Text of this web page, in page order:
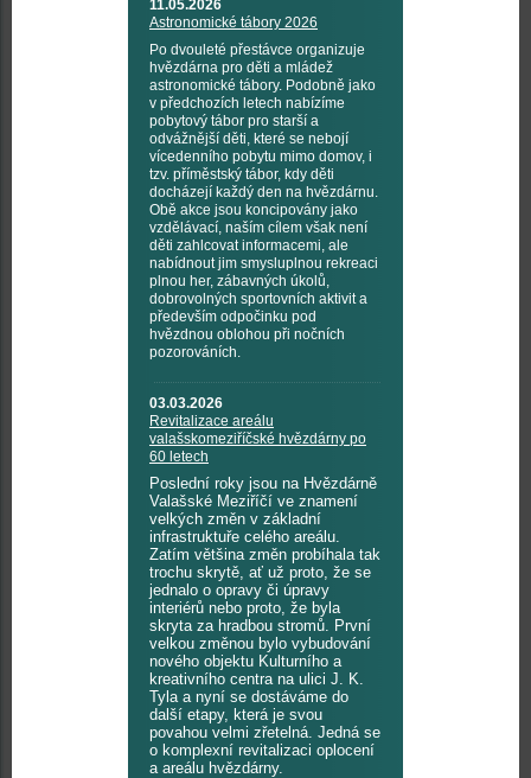
11.05.2026
Astronomické tábory 2026
Po dvouleté přestávce organizuje
hvězdárna pro děti a mládež
astronomické tábory. Podobně jako
v předchozích letech nabízíme
pobytový tábor pro starší a
odvážnější děti, které se nebojí
vícedenního pobytu mimo domov, i
tzv. příměstský tábor, kdy děti
docházejí každý den na hvězdárnu.
Obě akce jsou koncipovány jako
vzdělávací, naším cílem však není
děti zahlcovat informacemi, ale
nabídnout jim smysluplnou rekreaci
plnou her, zábavných úkolů,
dobrovolných sportovních aktivit a
především odpočinku pod
hvězdnou oblohou při nočních
pozorováních.
03.03.2026
Revitalizace areálu
valašskomeziříčské hvězdárny po
60 letech
Poslední roky jsou na Hvězdárně
Valašské Meziříčí ve znamení
velkých změn v základní
infrastruktuře celého areálu.
Zatím většina změn probíhala tak
trochu skrytě, ať už proto, že se
jednalo o opravy či úpravy
interiérů nebo proto, že byla
skryta za hradbou stromů. První
velkou změnou bylo vybudování
nového objektu Kulturního a
kreativního centra na ulici J. K.
Tyla a nyní se dostáváme do
další etapy, která je svou
povahou velmi zřetelná. Jedná se
o komplexní revitalizaci oplocení
a areálu hvězdárny.